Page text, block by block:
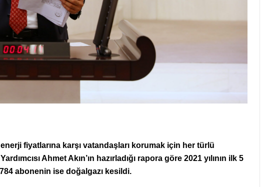
fiyatlarına karşı vatandaşları korumak için her türlü
Ahmet Akın’ın hazırladığı rapora göre 2021 yılının ilk 5
abonenin ise doğalgazı kesildi.